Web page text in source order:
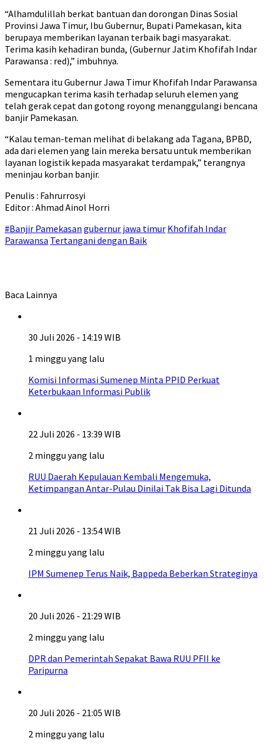
“Alhamdulillah berkat bantuan dan dorongan Dinas Sosial
Provinsi Jawa Timur, Ibu Gubernur, Bupati Pamekasan, kita
berupaya memberikan layanan terbaik bagi masyarakat.
Terima kasih kehadiran bunda, (Gubernur Jatim Khofifah Indar
Parawansa : red),” imbuhnya.
Sementara itu Gubernur Jawa Timur Khofifah Indar Parawansa
mengucapkan terima kasih terhadap seluruh elemen yang
telah gerak cepat dan gotong royong menanggulangi bencana
banjir Pamekasan.
“Kalau teman-teman melihat di belakang ada Tagana, BPBD,
ada dari elemen yang lain mereka bersatu untuk memberikan
layanan logistik kepada masyarakat terdampak,” terangnya
meninjau korban banjir.
Penulis : Fahrurrosyi
Editor : Ahmad Ainol Horri
#Banjir Pamekasan gubernur jawa timur Khofifah Indar
Parawansa Tertangani dengan Baik
Baca Lainnya
30 Juli 2026 - 14:19 WIB
1 minggu yang lalu
Komisi Informasi Sumenep Minta PPID Perkuat
Keterbukaan Informasi Publik
22 Juli 2026 - 13:39 WIB
2 minggu yang lalu
RUU Daerah Kepulauan Kembali Mengemuka,
Ketimpangan Antar-Pulau Dinilai Tak Bisa Lagi Ditunda
21 Juli 2026 - 13:54 WIB
2 minggu yang lalu
IPM Sumenep Terus Naik, Bappeda Beberkan Strateginya
20 Juli 2026 - 21:29 WIB
2 minggu yang lalu
DPR dan Pemerintah Sepakat Bawa RUU PFII ke
Paripurna
20 Juli 2026 - 21:05 WIB
2 minggu yang lalu